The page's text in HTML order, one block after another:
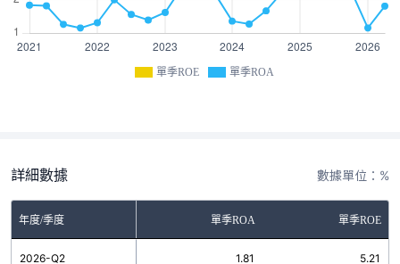
單季ROE 單季ROA
詳細數據 數據單位：%
年度/季度 單季ROA 單季ROE
2026-Q2 1.81 5.21